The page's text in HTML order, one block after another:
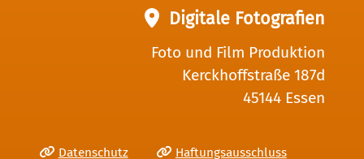
Digitale Fotografien
Foto und Film Produktion
Kerckhoffstraße 187d
45144 Essen
Datenschutz Haftungsausschluss